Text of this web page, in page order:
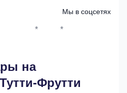
Мы в соцсетях
* *
на
Фрутти